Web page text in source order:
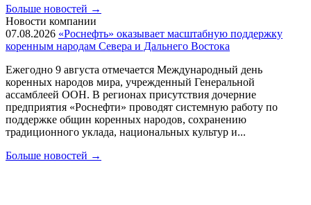
Больше новостей →
Новости компании
07.08.2026 «Роснефть» оказывает масштабную поддержку
коренным народам Севера и Дальнего Востока
Ежегодно 9 августа отмечается Международный день
коренных народов мира, учрежденный Генеральной
ассамблеей ООН. В регионах присутствия дочерние
предприятия «Роснефти» проводят системную работу по
поддержке общин коренных народов, сохранению
традиционного уклада, национальных культур и...
Больше новостей →